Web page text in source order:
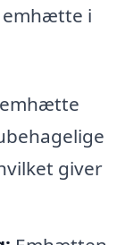
emhætte i
giver